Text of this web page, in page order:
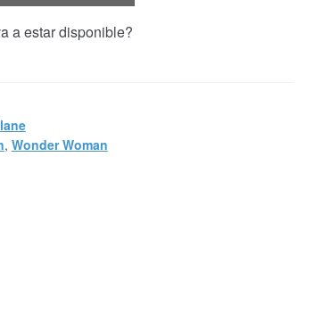
a estar disponible?
, Wonder Woman